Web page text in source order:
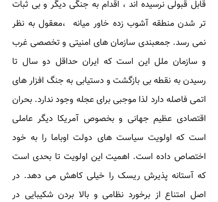
قابل قبولی نرسیده اند ، اقدام به جنگی دیگر و بی ثبات
تر شدن منطقه آشوب زده خاور میانه ،معقول به نظر
نمی رسد. جمعبندی سازمان های امنیتی و تخصصی غرب
و سازمان ملل این است که ایران حداقل دو سال تا
رسیدن به نقطه بی بازگشت و دستیابی به جنگ افزار های
اتمی فاصله دارد لذا موجبی برای عجله وجود ندارد. بحران
اقتصادی عظیم جهانی و بخصوص آمریکا دیگر عاملی
است که اولویت سیاست های دولت اوباما را به خود
اختصاص داده است. اهمیت این اولویت تا بحدی است
که آستانه پذیرش ریسک را خیلی کاهش می دهد. در
اصل امتناع از برخورد نظامی و بالا بردن شکیبایی در